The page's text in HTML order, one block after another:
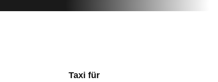
Taxi für